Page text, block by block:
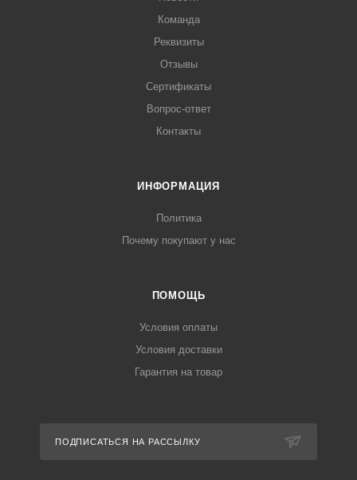
Команда
Реквизиты
Отзывы
Сертификаты
Вопрос-ответ
Контакты
ИНФОРМАЦИЯ
Политика
Почему покупают у нас
ПОМОЩЬ
Условия оплаты
Условия доставки
Гарантия на товар
ПОДПИСАТЬСЯ НА РАССЫЛКУ